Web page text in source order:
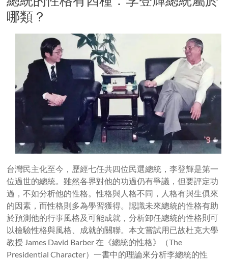
哪類？
台灣民主化至今，歷經七任共四位民選總統，李登輝是第一
位過世的總統。雖然各界對他的功過仍有爭議，但要評定功
過，不如分析他的性格。性格與人格不同，人格有與生俱來
的因素，而性格則多為學習獲得。認識未來總統的性格有助
於預測他的行事風格及可能成就，分析卸任總統的性格則可
以檢驗性格與風格、成就的關聯。本文嘗試用已故杜克大學
教授 James David Barber 在《總統的性格》（The
Presidential Character）一書中的理論來分析李總統的性